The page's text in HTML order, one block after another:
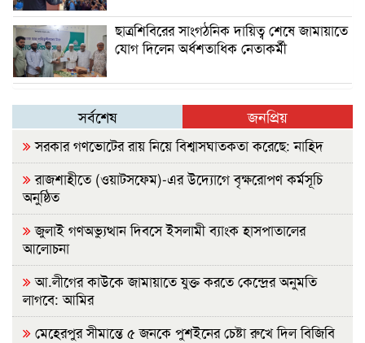
ছাত্রশিবিরের সাংগঠনিক দায়িত্ব শেষে জামায়াতে
যোগ দিলেন অর্ধশতাধিক নেতাকর্মী
সর্বশেষ জনপ্রিয়
সরকার গণভোটের রায় নিয়ে বিশ্বাসঘাতকতা করেছে: নাহিদ
রাজশাহীতে (ওয়াটসফেম)-এর উদ্যোগে বৃক্ষরোপণ কর্মসূচি
অনুষ্ঠিত
জুলাই গণঅভ্যুত্থান দিবসে ইসলামী ব্যাংক হাসপাতালের
আলোচনা
আ.লীগের কাউকে জামায়াতে যুক্ত করতে কেন্দ্রের অনুমতি
লাগবে: আমির
মেহেরপুর সীমান্তে ৫ জনকে পুশইনের চেষ্টা রুখে দিল বিজিবি